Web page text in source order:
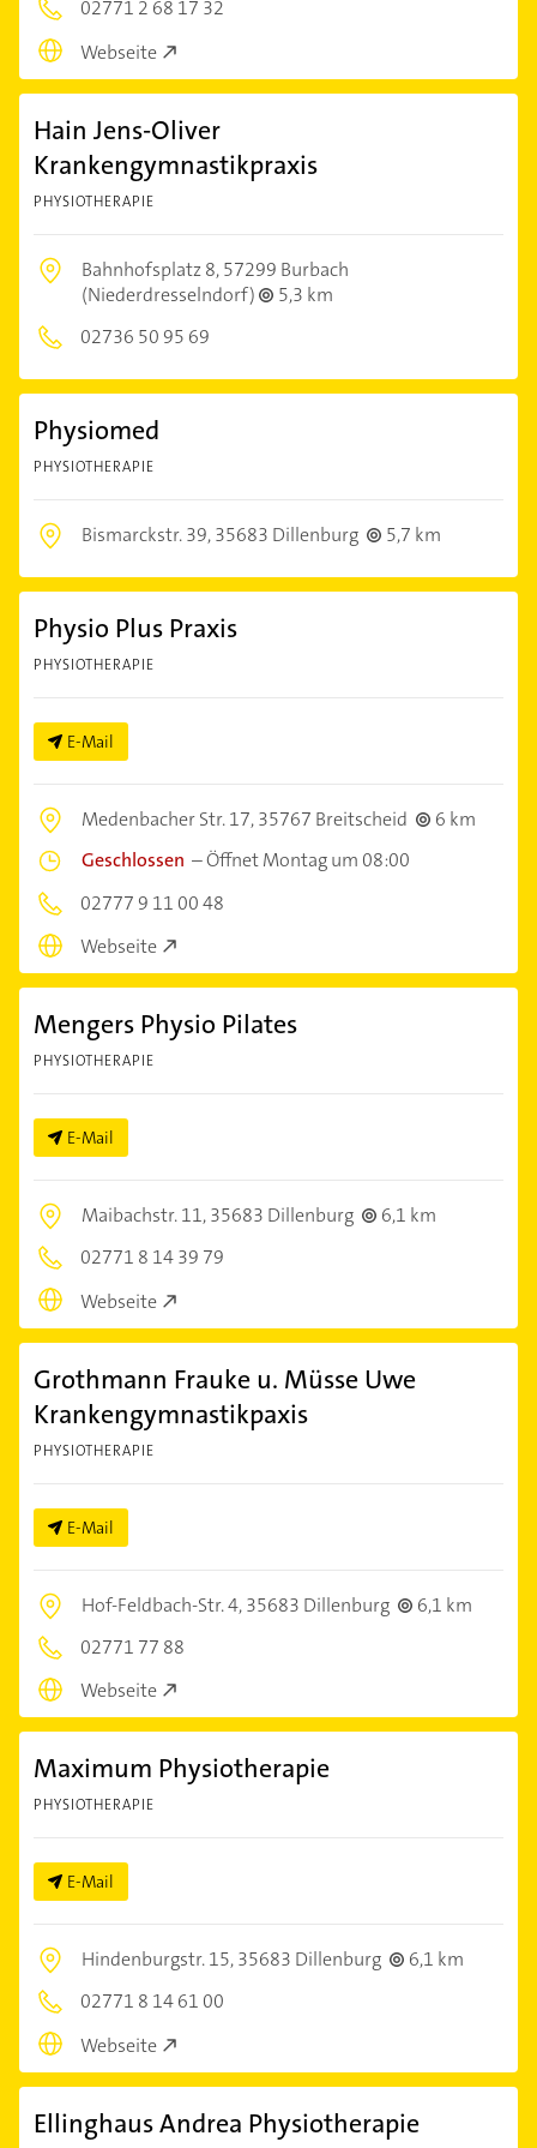
02771 2 68 17 32
Webseite
Hain Jens-Oliver
Krankengymnastikpraxis
PHYSIOTHERAPIE
Bahnhofsplatz 8,57299 Burbach
(Niederdresselndorf)
5,3 km
02736 50 95 69
Physiomed
PHYSIOTHERAPIE
Bismarckstr. 39,35683 Dillenburg 5,7 km
Physio Plus Praxis
PHYSIOTHERAPIE
E-Mail
Medenbacher Str. 17,35767 Breitscheid
6 km
Geschlossen –Öffnet Montag um 08:00
02777 9 11 00 48
Webseite
Mengers Physio Pilates
PHYSIOTHERAPIE
E-Mail
Maibachstr. 11,35683 Dillenburg
6,1 km
02771 8 14 39 79
Webseite
Grothmann Frauke u. Müsse Uwe
Krankengymnastikpaxis
PHYSIOTHERAPIE
E-Mail
Hof-Feldbach-Str. 4,35683 Dillenburg
6,1 km
02771 77 88
Webseite
Maximum Physiotherapie
PHYSIOTHERAPIE
E-Mail
Hindenburgstr. 15,35683 Dillenburg
6,1 km
02771 8 14 61 00
Webseite
Ellinghaus Andrea Physiotherapie